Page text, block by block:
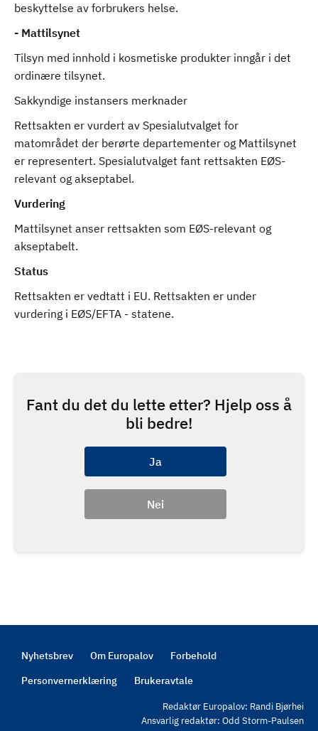
beskyttelse av forbrukers helse.
- Mattilsynet
Tilsyn med innhold i kosmetiske produkter inngår i det
ordinære tilsynet.
Sakkyndige instansers merknader
Rettsakten er vurdert av Spesialutvalget for
matområdet der berørte departementer og Mattilsynet
er representert. Spesialutvalget fant rettsakten EØS-
relevant og akseptabel.
Vurdering
Mattilsynet anser rettsakten som EØS-relevant og
akseptabelt.
Status
Rettsakten er vedtatt i EU. Rettsakten er under
vurdering i EØS/EFTA - statene.
Fant du det du lette etter? Hjelp oss å
bli bedre!
Footer
Nyhetsbrev Om Europalov
Forbehold
Personvernerklæring
Brukeravtale
Redaktør Europalov: Randi Bjørhei
Ansvarlig redaktør: Odd Storm-Paulsen